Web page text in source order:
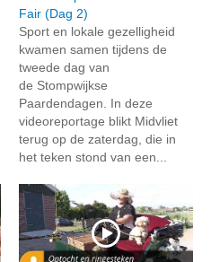
Fair (Dag 2)
Sport en lokale gezelligheid
kwamen samen tijdens de
tweede dag van
de Stompwijkse
Paardendagen. In deze
videoreportage blikt Midvliet
terug op de zaterdag, die in
het teken stond van een...